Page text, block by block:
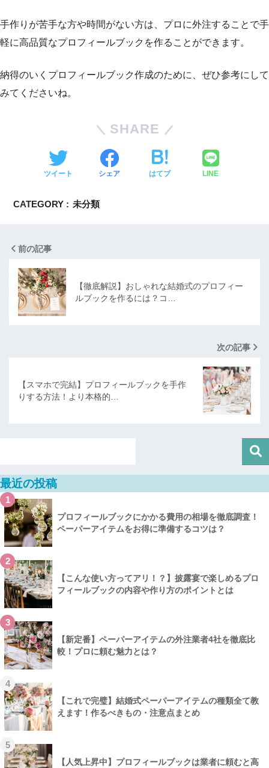
手作りが苦手な方や時間がない方は、プロに外注することで手
軽に高品質なプロフィールブックを作ることができます。
納得のいくプロフィールブック作成のために、ぜひ参考にして
みてくださいね。
SHARE
ツイート シェア はてブ LINE
CATEGORY : 未分類
前の記事
【徹底解説】おしゃれな結婚式のプロフィー
ルブックを作るには？コ…
次の記事
【スマホで完結】プロフィールブックを手作
りする方法！より本格的…
最近の投稿
1
プロフィールブックにかかる費用の相場を徹底調査！
ペーパーアイテムをお得に準備するコツは？
2
【こんな使い方ってアリ！？】披露宴で楽しめるプロ
フィールブックの内容や作り方のポイントとは
3
【新定番】ペーパーアイテムの外注業者4社を徹底比
較！プロに頼む魅力とは？
4
【これで完璧】結婚式ペーパーアイテムの種類全て教
えます！作るべきもの・注意点まとめ
5
【人気上昇中】プロフィールブックは業者に頼むと高